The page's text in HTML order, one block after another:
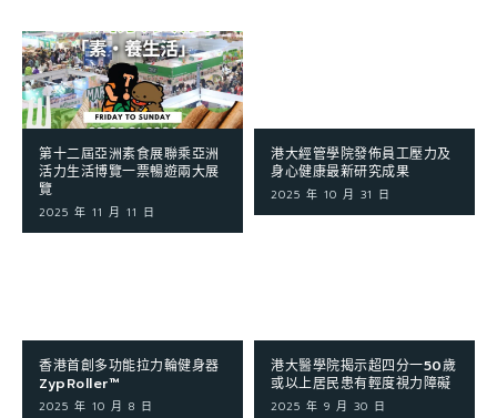
第十二屆亞洲素食展聯乘亞洲
活力生活博覽一票暢遊兩大展
覽
2025 年 11 月 11 日
港大經管學院發佈員工壓力及
身心健康最新研究成果
2025 年 10 月 31 日
香港首創多功能拉力輪健身器
ZypRoller™
2025 年 10 月 8 日
港大醫學院揭示超四分一50歲
或以上居民患有輕度視力障礙
2025 年 9 月 30 日